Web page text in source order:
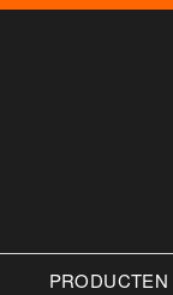
PRODUCTEN